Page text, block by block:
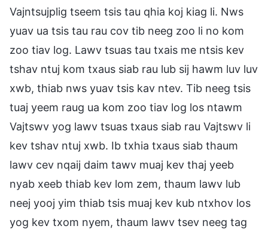
Vajntsujplig tseem tsis tau qhia koj kiag li. Nws
yuav ua tsis tau rau cov tib neeg zoo li no kom
zoo tiav log. Lawv tsuas tau txais me ntsis kev
tshav ntuj kom txaus siab rau lub sij hawm luv luv
xwb, thiab nws yuav tsis kav ntev. Tib neeg tsis
tuaj yeem raug ua kom zoo tiav log los ntawm
Vajtswv yog lawv tsuas txaus siab rau Vajtswv li
kev tshav ntuj xwb. Ib txhia txaus siab thaum
lawv cev nqaij daim tawv muaj kev thaj yeeb
nyab xeeb thiab kev lom zem, thaum lawv lub
neej yooj yim thiab tsis muaj kev kub ntxhov los
yog kev txom nyem, thaum lawv tsev neeg tag